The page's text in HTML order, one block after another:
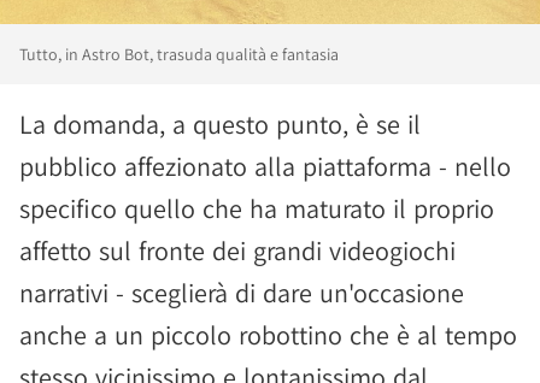
Tutto, in Astro Bot, trasuda qualità e fantasia
La domanda, a questo punto, è se il
pubblico affezionato alla piattaforma - nello
specifico quello che ha maturato il proprio
affetto sul fronte dei grandi videogiochi
narrativi - sceglierà di dare un'occasione
anche a un piccolo robottino che è al tempo